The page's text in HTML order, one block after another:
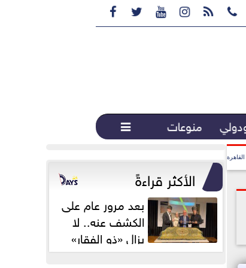
     المختصة...
منوعات 
الأكثر قراءةً
بعد مرور عام على
الكشف عنه.. لا
يزال «ذو الفقار»
محور اهتمام...